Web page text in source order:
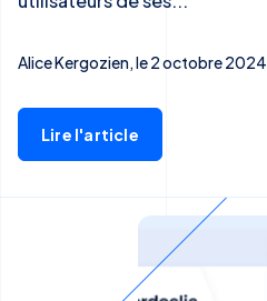
Alice Kergozien, le 2 octobre 2024
Lire l'article